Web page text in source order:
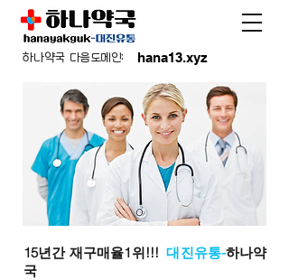
hana13.xyz
하나약국 다음도메인:
15년간 재구매율1위!!!대진유통-하나약
국